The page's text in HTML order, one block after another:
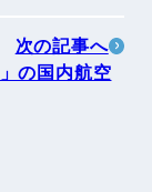
次の記事へ
の国内航空